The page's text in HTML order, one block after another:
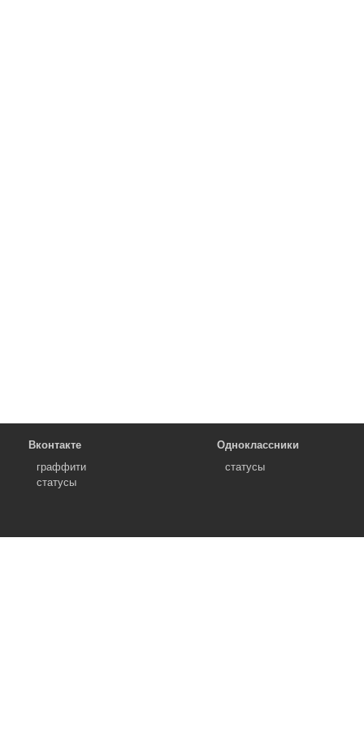
Вконтакте
граффити
статусы
Одноклассники
статусы